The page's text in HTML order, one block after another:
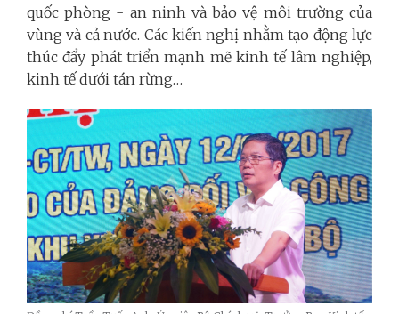
quốc phòng - an ninh và bảo vệ môi trường của
vùng và cả nước. Các kiến nghị nhằm tạo động lực
thúc đẩy phát triển mạnh mẽ kinh tế lâm nghiệp,
kinh tế dưới tán rừng…